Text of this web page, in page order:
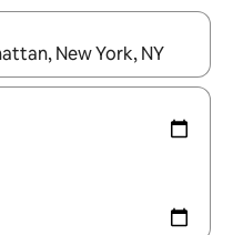
disponíveis, explore-